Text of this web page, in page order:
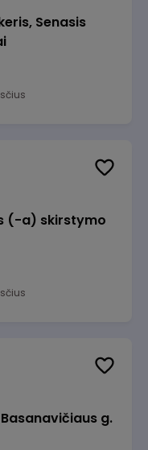
Senasis
(-a) skirstymo
g.